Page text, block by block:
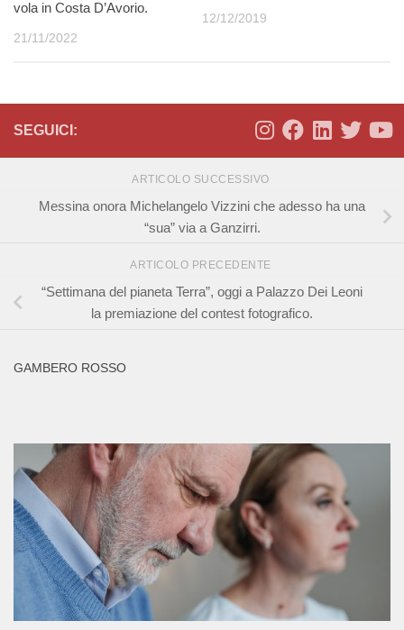
vola in Costa D’Avorio.
21/11/2022
12/12/2019
SEGUICI:
ARTICOLO SUCCESSIVO
Messina onora Michelangelo Vizzini che adesso ha una
“sua” via a Ganzirri.
ARTICOLO PRECEDENTE
“Settimana del pianeta Terra”, oggi a Palazzo Dei Leoni
la premiazione del contest fotografico.
GAMBERO ROSSO